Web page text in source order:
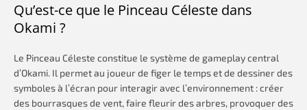
Qu’est-ce que le Pinceau Céleste dans
Okami ?
Le Pinceau Céleste constitue le système de gameplay central
d’Okami. Il permet au joueur de figer le temps et de dessiner des
symboles à l’écran pour interagir avec l’environnement : créer
des bourrasques de vent, faire fleurir des arbres, provoquer des